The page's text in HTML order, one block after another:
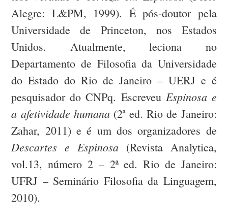
Alegre: L&PM, 1999). É pós-doutor pela
Universidade de Princeton, nos Estados
Unidos. Atualmente, leciona no
Departamento de Filosofia da Universidade
do Estado do Rio de Janeiro – UERJ e é
pesquisador do CNPq. Escreveu Espinosa e
a afetividade humana(2ª ed. Rio de Janeiro:
Zahar, 2011) e é um dos organizadores de
Descartes e Espinosa (Revista Analytica,
vol.13, número 2 – 2ª ed. Rio de Janeiro:
UFRJ – Seminário Filosofia da Linguagem,
2010).